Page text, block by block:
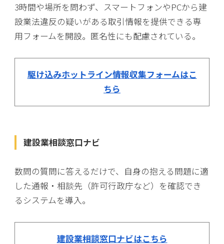
3時間や場所を問わず、スマートフォンやPCから建
設業法違反の疑いがある取引情報を提供できる専
用フォームを開設。匿名性にも配慮されている。
駆け込みホットライン情報収集フォームはこ
ちら
建設業相談窓口ナビ
数問の質問に答えるだけで、自身の抱える問題に適
した通報・相談先（許可行政庁など）を確認でき
るシステムを導入。
建設業相談窓口ナビはこちら